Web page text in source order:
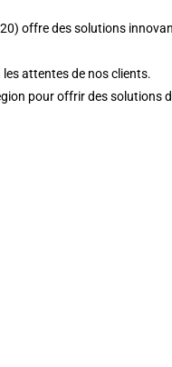
offre des solutions
attentes de nos clients.
pour offrir des solutions